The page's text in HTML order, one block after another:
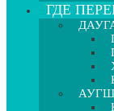
ГДЕ